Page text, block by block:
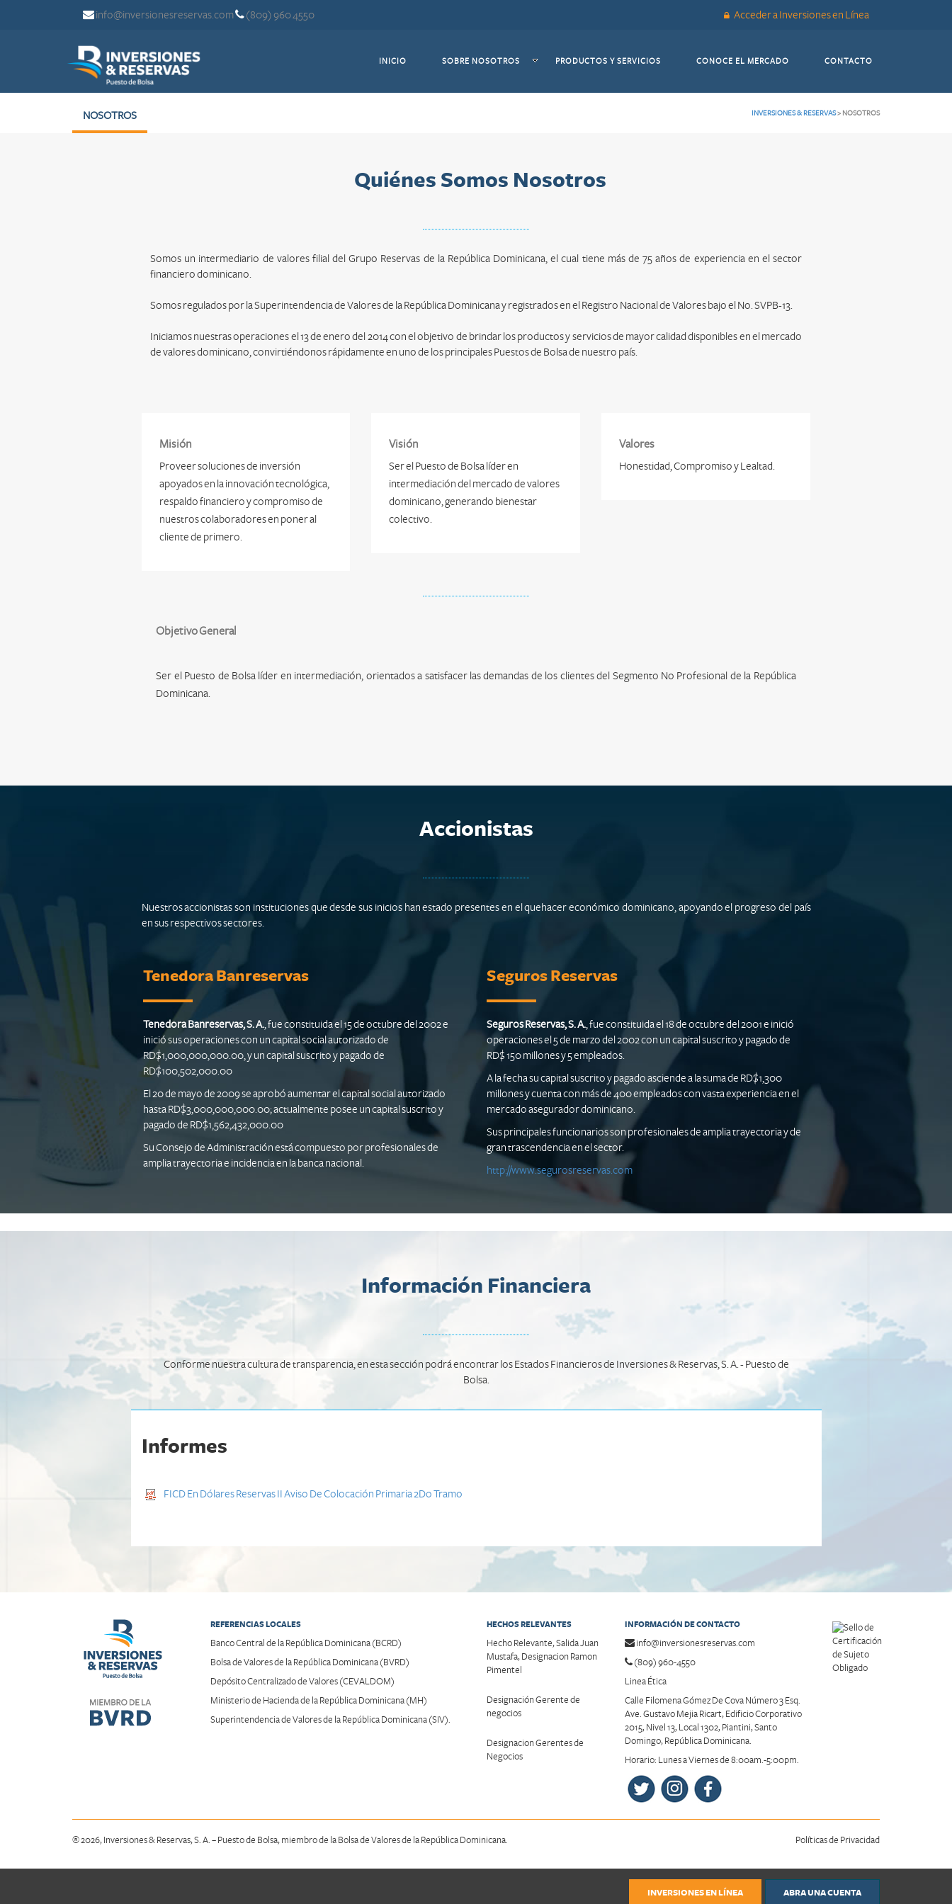
info@inversionesreservas.com (809) 960 4550 Acceder a Inversiones en Línea
INICIO (CURRENT)SOBRE NOSOTROS PRODUCTOS Y SERVICIOS (CURRENT)CONOCE EL MERCADO (CURRENT)CONTACTO
NOSOTROS INVERSIONES & RESERVAS> NOSOTROS
Quiénes Somos Nosotros
Somos un intermediario de valores filial del Grupo Reservas de la República Dominicana, el cual tiene más de 75 años de experiencia en el sector
financiero dominicano.
Somos regulados por la Superintendencia de Valores de la República Dominicana y registrados en el Registro Nacional de Valores bajo el No. SVPB-13.
Iniciamos nuestras operaciones el 13 de enero del 2014 con el objetivo de brindar los productos y servicios de mayor calidad disponibles en el mercado
de valores dominicano, convirtiéndonos rápidamente en uno de los principales Puestos de Bolsa de nuestro país.
Misión
Proveer soluciones de inversión
apoyados en la innovación tecnológica,
respaldo financiero y compromiso de
nuestros colaboradores en poner al
cliente de primero.
Visión
Ser el Puesto de Bolsa líder en
intermediación del mercado de valores
dominicano, generando bienestar
colectivo.
Valores
Honestidad, Compromiso y Lealtad.
Objetivo General
Ser el Puesto de Bolsa líder en intermediación, orientados a satisfacer las demandas de los clientes del Segmento No Profesional de la República
Dominicana.
Accionistas
Nuestros accionistas son instituciones que desde sus inicios han estado presentes en el quehacer económico dominicano, apoyando el progreso del país
en sus respectivos sectores.
Tenedora Banreservas
Tenedora Banreservas, S. A., fue constituida el 15 de octubre del 2002 e
inició sus operaciones con un capital social autorizado de
RD$1,000,000,000.00, y un capital suscrito y pagado de
RD$100,502,000.00
El 20 de mayo de 2009 se aprobó aumentar el capital social autorizado
hasta RD$3,000,000,000.00; actualmente posee un capital suscrito y
pagado de RD$1,562,432,000.00
Su Consejo de Administración está compuesto por profesionales de
amplia trayectoria e incidencia en la banca nacional.
Seguros Reservas
Seguros Reservas, S. A., fue constituida el 18 de octubre del 2001 e inició
operaciones el 5 de marzo del 2002 con un capital suscrito y pagado de
RD$ 150 millones y 5 empleados.
A la fecha su capital suscrito y pagado asciende a la suma de RD$1,300
millones y cuenta con más de 400 empleados con vasta experiencia en el
mercado asegurador dominicano.
Sus principales funcionarios son profesionales de amplia trayectoria y de
gran trascendencia en el sector.
http://www.segurosreservas.com
Información Financiera
Conforme nuestra cultura de transparencia, en esta sección podrá encontrar los Estados Financieros de Inversiones & Reservas, S. A. - Puesto de
Bolsa.
Informes
FICD En Dólares Reservas II Aviso De Colocación Primaria 2Do Tramo
ABRA UNA CUENTA
INVERSIONES EN LÍNEA
REFERENCIAS LOCALES
Banco Central de la República Dominicana (BCRD)
Bolsa de Valores de la República Dominicana (BVRD)
Depósito Centralizado de Valores (CEVALDOM)
Ministerio de Hacienda de la República Dominicana (MH)
Superintendencia de Valores de la República Dominicana (SIV).
HECHOS RELEVANTES
Hecho Relevante, Salida Juan
Mustafa, Designacion Ramon
Pimentel
Designación Gerente de
negocios
Designacion Gerentes de
Negocios
INFORMACIÓN DE CONTACTO
info@inversionesreservas.com
(809) 960-4550
Linea Ética
Calle Filomena Gómez De Cova Número 3 Esq.
Ave. Gustavo Mejia Ricart, Edificio Corporativo
2015, Nivel 13, Local 1302, Piantini, Santo
Domingo, República Dominicana.
Horario: Lunes a Viernes de 8:00am.-5:00pm.
® 2026, Inversiones & Reservas, S. A. – Puesto de Bolsa, miembro de la Bolsa de Valores de la República Dominicana. Políticas de Privacidad